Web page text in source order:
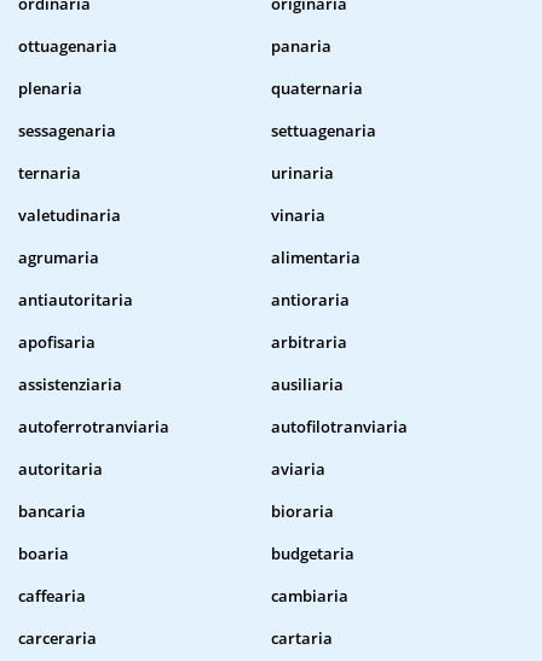
ottuagenaria
panaria
plenaria
quaternaria
sessagenaria
settuagenaria
ternaria
urinaria
valetudinaria
vinaria
agrumaria
alimentaria
antiautoritaria
antioraria
apofisaria
arbitraria
assistenziaria
ausiliaria
autoferrotranviaria
autofilotranviaria
autoritaria
aviaria
bancaria
bioraria
boaria
budgetaria
caffearia
cambiaria
carceraria
cartaria